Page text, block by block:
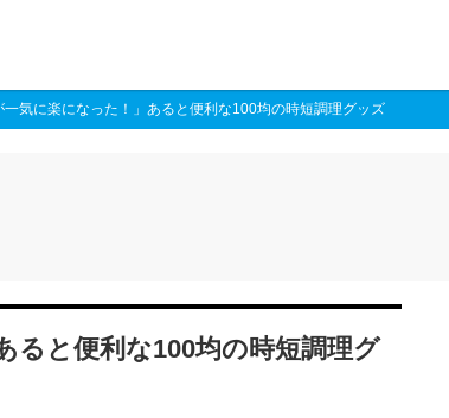
一気に楽になった！」あると便利な100均の時短調理グッズ
ると便利な100均の時短調理グ